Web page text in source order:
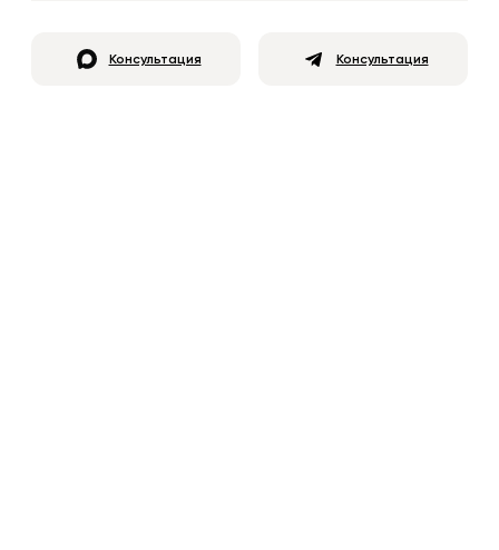
Консультация Консультация